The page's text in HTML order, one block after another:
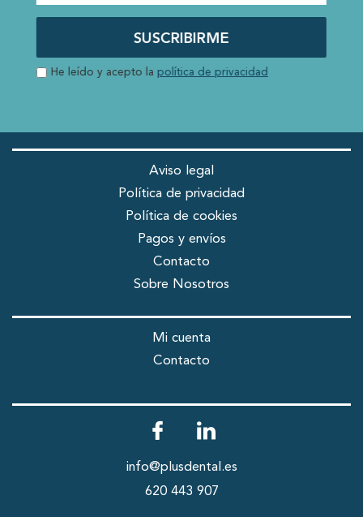
SUSCRIBIRME
He leído y acepto la política de privacidad
Aviso legal
Política de privacidad
Política de cookies
Pagos y envíos
Contacto
Sobre Nosotros
Mi cuenta
Contacto
info@plusdental.es
620 443 907